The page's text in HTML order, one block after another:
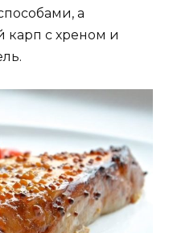
а
с хреном и